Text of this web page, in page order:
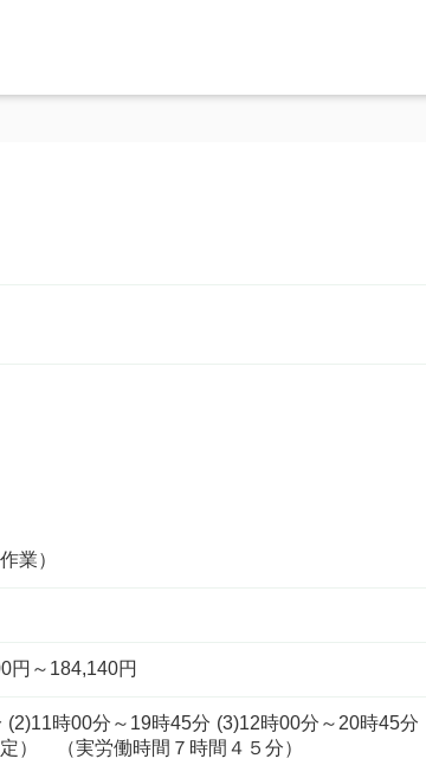
業）
円～184,140円
(2)11時00分～19時45分 (3)12時00分～20時
） （実労働時間７時間４５分）